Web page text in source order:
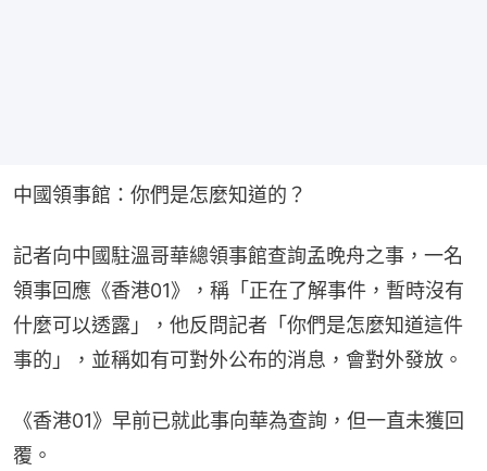
中國領事館：你們是怎麼知道的？
記者向中國駐溫哥華總領事館查詢孟晚舟之事，一名
領事回應《香港01》，稱「正在了解事件，暫時沒有
什麼可以透露」，他反問記者「你們是怎麼知道這件
事的」，並稱如有可對外公布的消息，會對外發放。
《香港01》早前已就此事向華為查詢，但一直未獲回
覆。